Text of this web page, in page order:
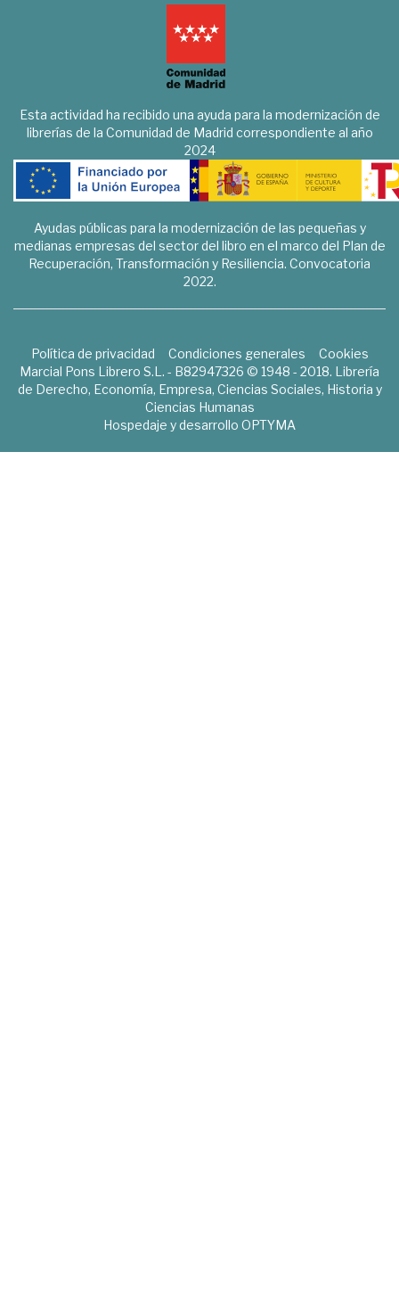
Esta actividad ha recibido una ayuda para la modernización de
librerías de la Comunidad de Madrid correspondiente al año
2024
Ayudas públicas para la modernización de las pequeñas y
medianas empresas del sector del libro en el marco del Plan de
Recuperación, Transformación y Resiliencia. Convocatoria
2022.
Política de privacidad Condiciones generales
Cookies
Marcial Pons Librero S.L. - B82947326 © 1948 - 2018. Librería
de Derecho, Economía, Empresa, Ciencias Sociales, Historia y
Ciencias Humanas
Hospedaje y desarrollo OPTYMA